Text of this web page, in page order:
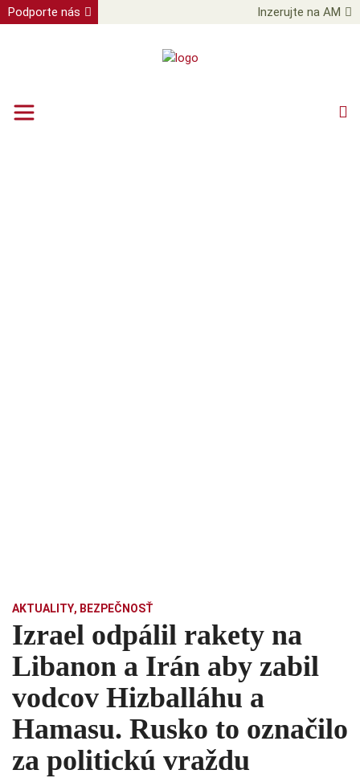
Podporte nás Inzerujte na AM
AKTUALITY, BEZPEČNOSŤ
Izrael odpálil rakety na
Libanon a Irán aby zabil
vodcov Hizballáhu a
Hamasu. Rusko to označilo
za politickú vraždu